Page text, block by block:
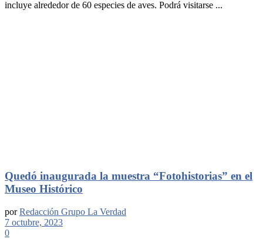
incluye alrededor de 60 especies de aves. Podrá visitarse ...
Quedó inaugurada la muestra “Fotohistorias” en el
Museo Histórico
por Redacción Grupo La Verdad
7 octubre, 2023
0